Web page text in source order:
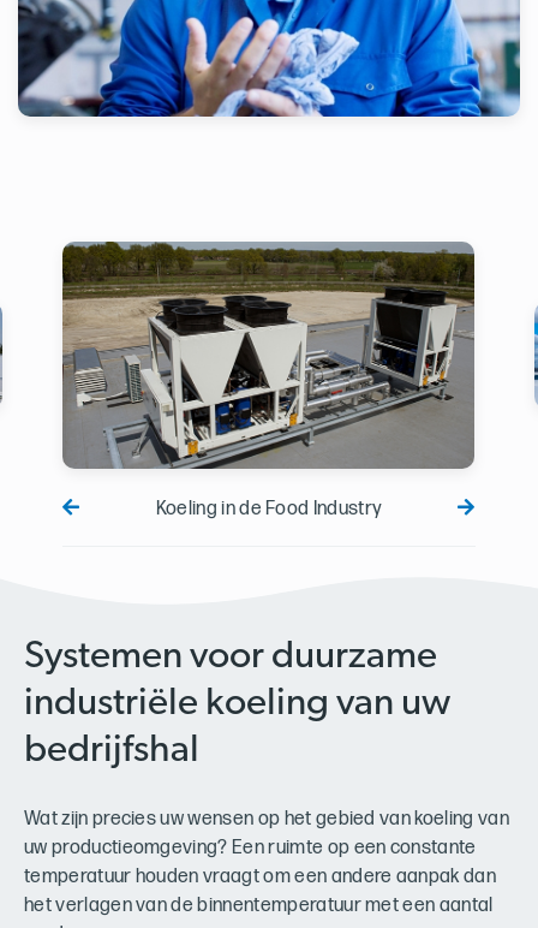
Koeling in de Food Industry
Systemen voor duurzame
industriële koeling van uw
bedrijfshal
Wat zijn precies uw wensen op het gebied van koeling van
uw productieomgeving? Een ruimte op een constante
temperatuur houden vraagt om een andere aanpak dan
het verlagen van de binnentemperatuur met een aantal